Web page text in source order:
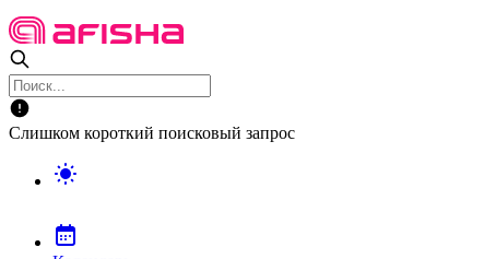
Слишком короткий поисковый запрос